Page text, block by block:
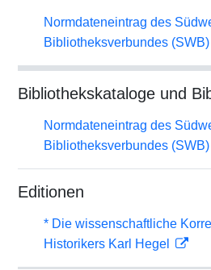
Normdateneintrag des
Bibliotheksverbundes (SWB)
Bibliothekskataloge und
Normdateneintrag des
Bibliotheksverbundes (SWB)
Editionen
* Die wissenschaftliche
Historikers Karl Hegel